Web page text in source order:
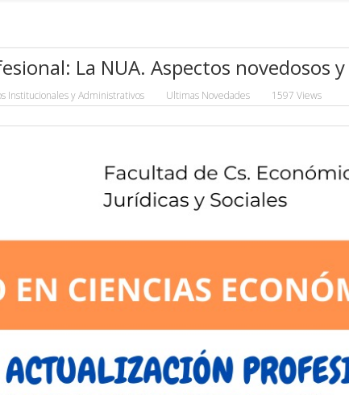
La NUA. Aspectos novedosos
Institucionales y Administrativos Ultimas Novedades 1597 Views